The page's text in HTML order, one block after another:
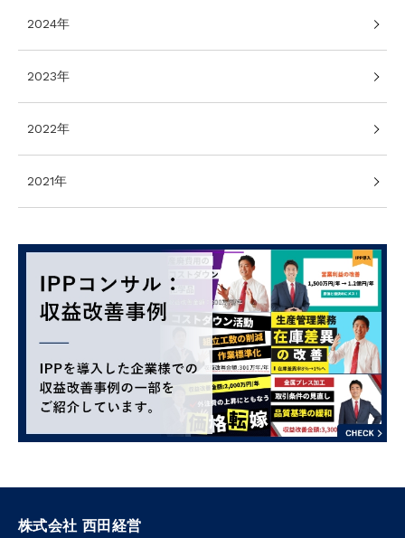
2024年
2023年
2022年
2021年
株式会社 西田経営